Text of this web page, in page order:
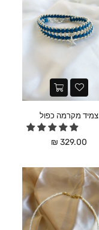
צמיד מקרמה כפול
מחיר
329.00 ₪